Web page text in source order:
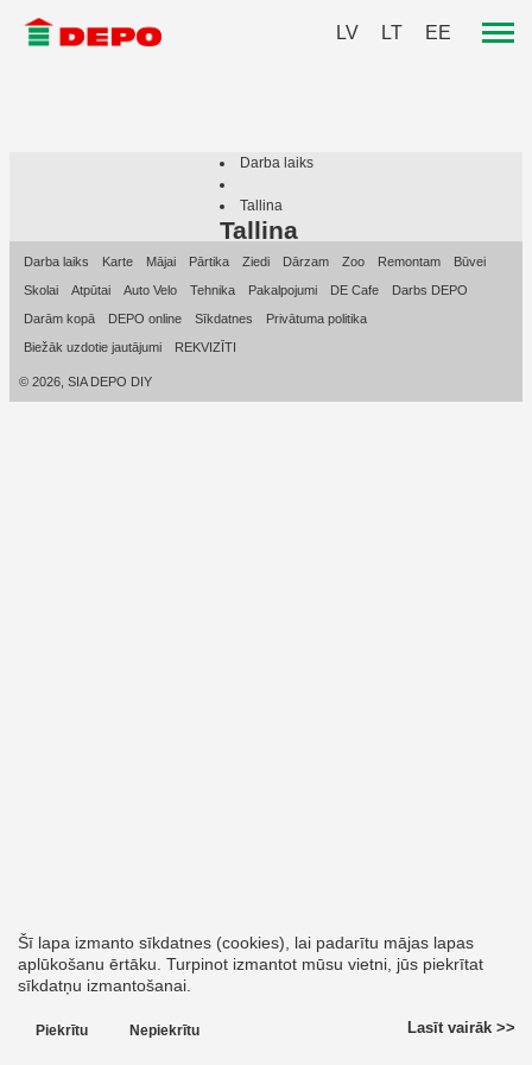
Šī lapa izmanto sīkdatnes (cookies), lai padarītu mājas lapas
aplūkošanu ērtāku. Turpinot izmantot mūsu vietni, jūs piekrītat
sīkdatņu izmantošanai.
Piekrītu Nepiekrītu Lasīt vairāk >>
LV LT EE
Darba laiks
Tallina
Tallina
Darba laiks Karte Mājai Pārtika Ziedi Dārzam Zoo Remontam
Būvei
Skolai
Atpūtai Auto Velo Tehnika Pakalpojumi DE Cafe
Darbs DEPO
Darām kopā
DEPO online Sīkdatnes
Privātuma politika
Biežāk uzdotie jautājumi
REKVIZĪTI
© 2026, SIA DEPO DIY